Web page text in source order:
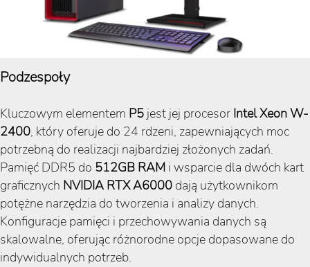
Podzespoły
Kluczowym elementem P5 jest jej procesor Intel Xeon W-
2400, który oferuje do 24 rdzeni, zapewniających moc
potrzebną do realizacji najbardziej złożonych zadań.
Pamięć DDR5 do 512GB RAM i wsparcie dla dwóch kart
graficznych NVIDIA RTX A6000 dają użytkownikom
potężne narzędzia do tworzenia i analizy danych.
Konfiguracje pamięci i przechowywania danych są
skalowalne, oferując różnorodne opcje dopasowane do
indywidualnych potrzeb​​​​.